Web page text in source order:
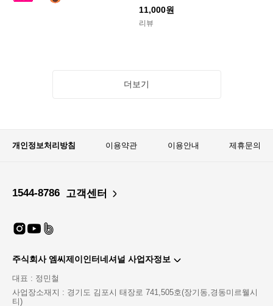
11,000원
리뷰
더보기
개인정보처리방침 이용약관 이용안내 제휴문의
1544-8786 고객센터
주식회사 엠씨제이인터네셔널 사업자정보
대표 : 정민철
사업장소재지 : 경기도 김포시 태장로 741,505호(장기동,경동미르웰시
티)